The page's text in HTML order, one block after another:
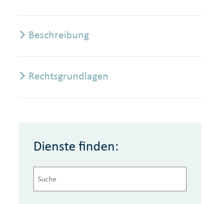
Beschreibung
Rechtsgrundlagen
Dienste finden: